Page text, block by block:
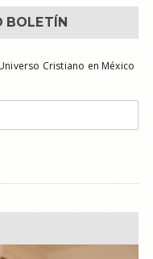
BOLETÍN
Cristiano en México